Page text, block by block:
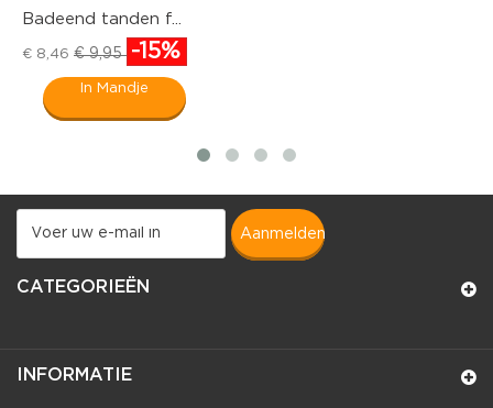
Badeend tanden f...
€ 8,46 € 9,95 -15%
In Mandje
aanmelden
CATEGORIEËN
INFORMATIE